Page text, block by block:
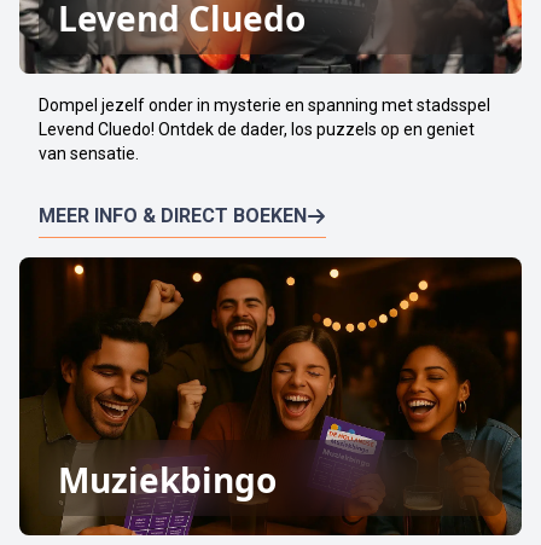
Levend Cluedo
Dompel jezelf onder in mysterie en spanning met stadsspel
Levend Cluedo! Ontdek de dader, los puzzels op en geniet
van sensatie.
MEER INFO & DIRECT BOEKEN
Muziekbingo